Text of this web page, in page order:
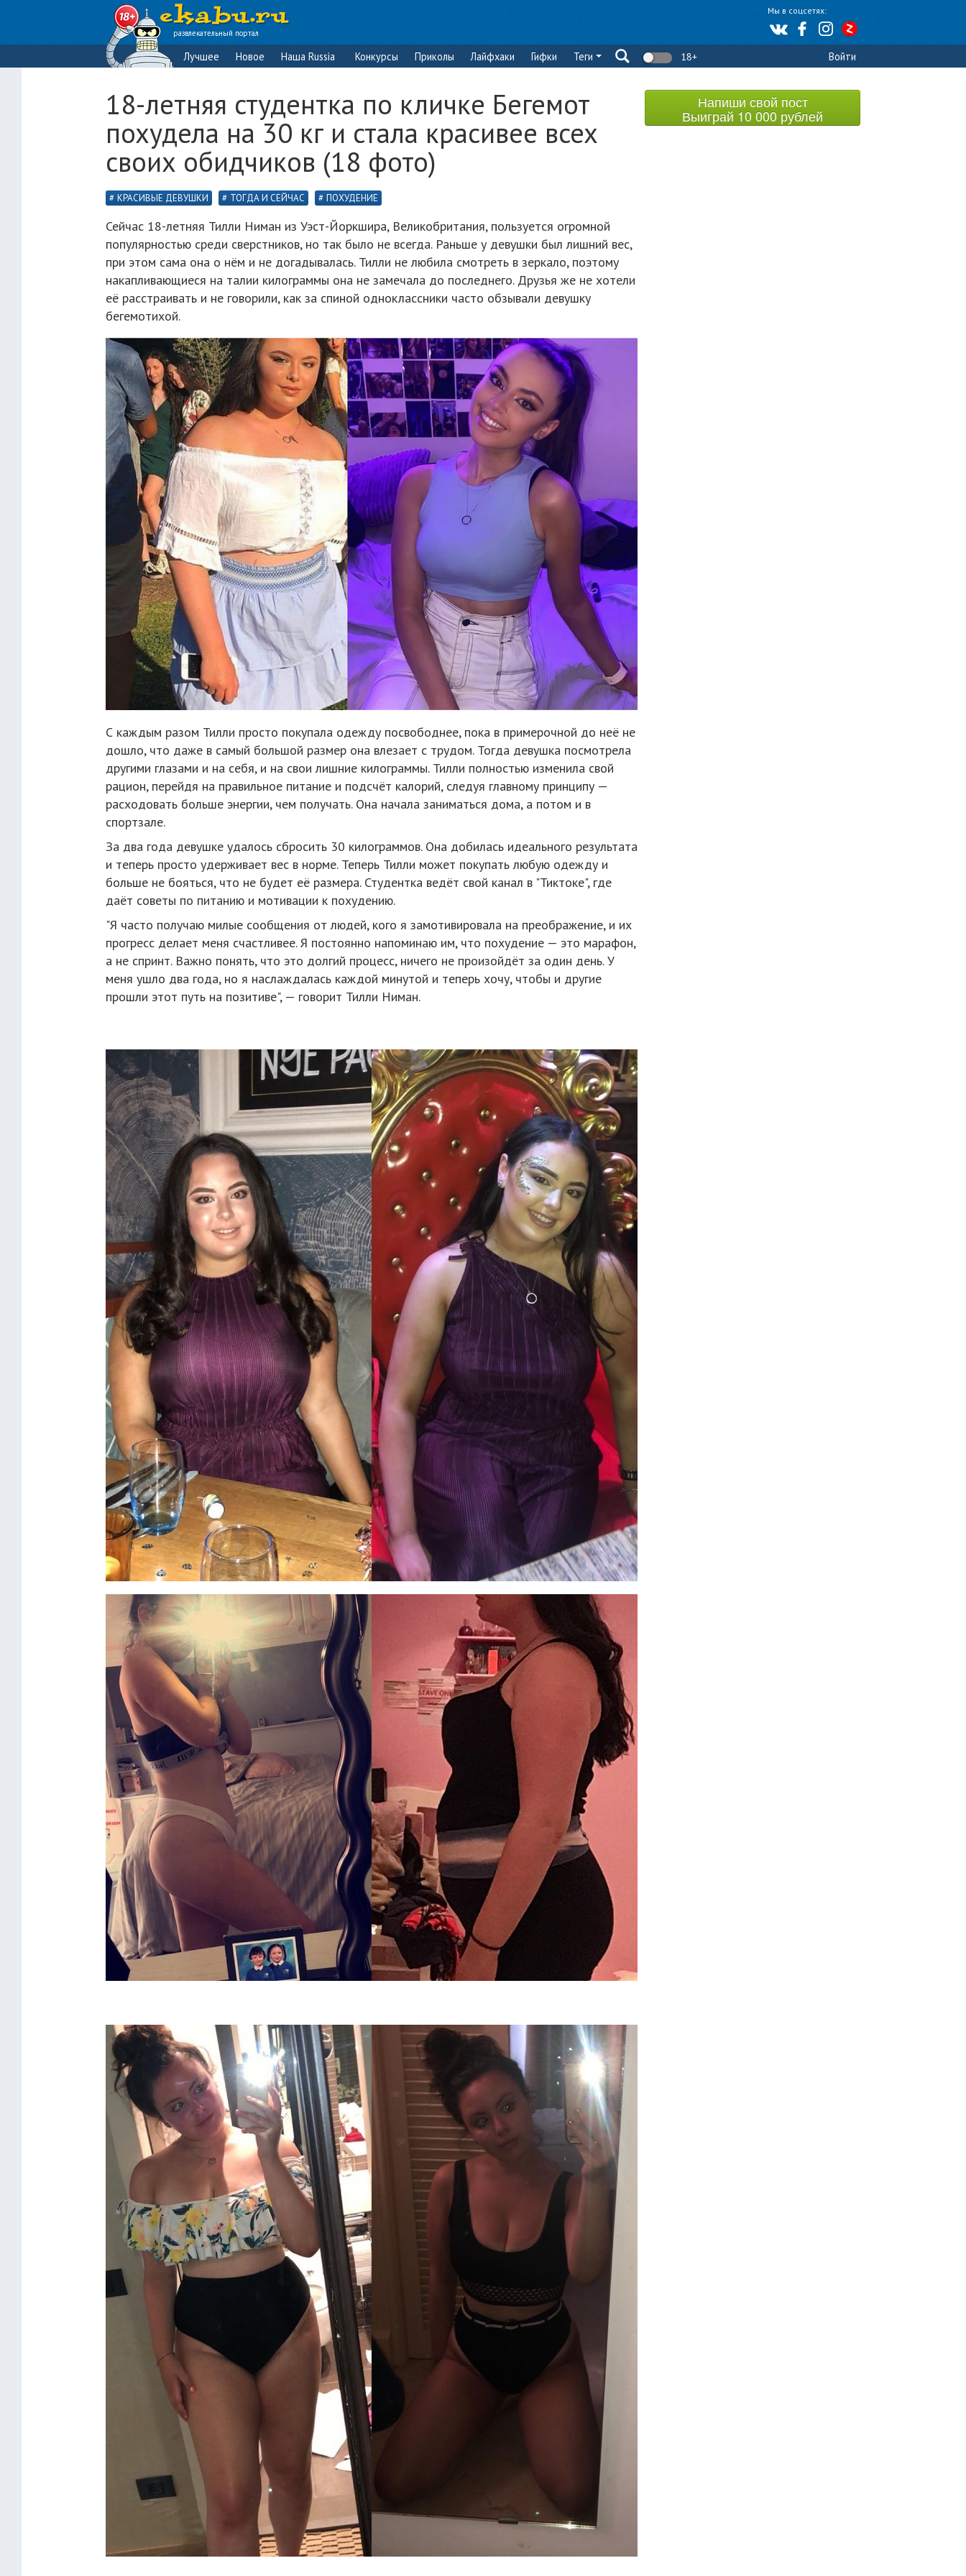
Мы в соцсетях:
развлекательный портал
Лучшее Новое Наша Russia Конкурсы Приколы Лайфхаки Гифки Теги 18+ Войти
18-летняя студентка по кличке Бегемот
похудела на 30 кг и стала красивее всех
своих обидчиков (18 фото)
КРАСИВЫЕ ДЕВУШКИ ТОГДА И СЕЙЧАС ПОХУДЕНИЕ
Сейчас 18-летняя Тилли Ниман из Уэст-Йоркшира, Великобритания, пользуется огромной
популярностью среди сверстников, но так было не всегда. Раньше у девушки был лишний вес,
при этом сама она о нём и не догадывалась. Тилли не любила смотреть в зеркало, поэтому
накапливающиеся на талии килограммы она не замечала до последнего. Друзья же не хотели
её расстраивать и не говорили, как за спиной одноклассники часто обзывали девушку
бегемотихой.
С каждым разом Тилли просто покупала одежду посвободнее, пока в примерочной до неё не
дошло, что даже в самый большой размер она влезает с трудом. Тогда девушка посмотрела
другими глазами и на себя, и на свои лишние килограммы. Тилли полностью изменила свой
рацион, перейдя на правильное питание и подсчёт калорий, следуя главному принципу —
расходовать больше энергии, чем получать. Она начала заниматься дома, а потом и в
спортзале.
За два года девушке удалось сбросить 30 килограммов. Она добилась идеального результата
и теперь просто удерживает вес в норме. Теперь Тилли может покупать любую одежду и
больше не бояться, что не будет её размера. Студентка ведёт свой канал в "Тиктоке", где
даёт советы по питанию и мотивации к похудению.
"Я часто получаю милые сообщения от людей, кого я замотивировала на преображение, и их
прогресс делает меня счастливее. Я постоянно напоминаю им, что похудение — это марафон,
а не спринт. Важно понять, что это долгий процесс, ничего не произойдёт за один день. У
меня ушло два года, но я наслаждалась каждой минутой и теперь хочу, чтобы и другие
прошли этот путь на позитиве", — говорит Тилли Ниман.
Напиши свой пост
Выиграй 10 000 рублей